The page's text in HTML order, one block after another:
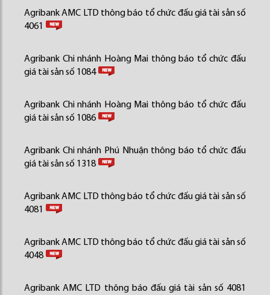
Agribank AMC LTD thông báo tổ chức đấu giá tài sản số
4061
Agribank Chi nhánh Hoàng Mai thông báo tổ chức đấu
giá tài sản số 1084
Agribank Chi nhánh Hoàng Mai thông báo tổ chức đấu
giá tài sản số 1086
Agribank Chi nhánh Phú Nhuận thông báo tổ chức đấu
giá tài sản số 1318
Agribank AMC LTD thông báo tổ chức đấu giá tài sản số
4081
Agribank AMC LTD thông báo tổ chức đấu giá tài sản số
4048
Agribank AMC LTD thông báo đấu giá tài sản số 4081